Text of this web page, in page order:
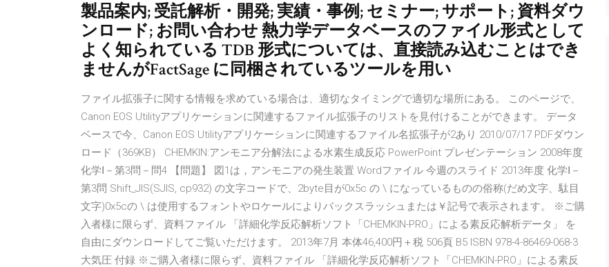
製品案内; 受託解析・開発; 実績・事例; セミナー; サポート; 資料ダウ
ンロード; お問い合わせ 熱力学データベースのファイル形式として
よく知られている TDB 形式については、直接読み込むことはでき
ませんがFactSage に同梱されているツールを用い
ファイル拡張子に関する情報を求めている場合は、適切なタイミングで適切な場所にある。 このページで、
Canon EOS Utilityアプリケーションに関連するファイル拡張子のリストを見付けることができます。 データ
ベースで今、Canon EOS Utilityアプリケーションに関連するファイル名拡張子が2あり 2010/07/17 PDFダウン
ロード（369KB） CHEMKIN:アンモニア分解法による水素生成反応 PowerPoint プレゼンテーション 2008年度
化学Ⅰ－第3問－問4 【問題】 図1は，アンモニアの発生装置 Wordファイル 今週のスライド 2013年度 化学Ⅰ－
第3問 Shift_JIS(SJIS, cp932) の文字コードで、2byte目が0x5c の \ になっているものの俗称(だめ文字、駄目
文字)0x5cの \ は使用するフォントやロケールによりバックスラッシュまたは￥記号で表示されます。 ※ご購
入者様に限らず、資料ファイル 「詳細化学反応解析ソフト「CHEMKIN-PRO」による素反応解析データ」 を
自由にダウンロードしてご覧いただけます。 2013年7月 本体46,400円＋税 506頁 B5 ISBN 978-4-86469-068-3
大気圧 付録 ※ご購入者様に限らず、資料ファイル 「詳細化学反応解析ソフト「CHEMKIN-PRO」による素反